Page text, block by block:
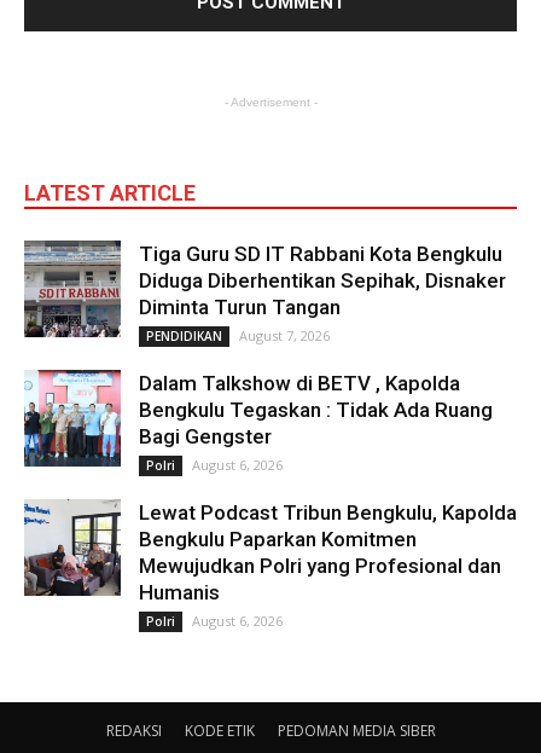
- Advertisement -
LATEST ARTICLE
Tiga Guru SD IT Rabbani Kota Bengkulu
Diduga Diberhentikan Sepihak, Disnaker
Diminta Turun Tangan
PENDIDIKAN August 7, 2026
Dalam Talkshow di BETV , Kapolda
Bengkulu Tegaskan : Tidak Ada Ruang
Bagi Gengster
Polri August 6, 2026
Lewat Podcast Tribun Bengkulu, Kapolda
Bengkulu Paparkan Komitmen
Mewujudkan Polri yang Profesional dan
Humanis
Polri August 6, 2026
REDAKSI KODE ETIK PEDOMAN MEDIA SIBER